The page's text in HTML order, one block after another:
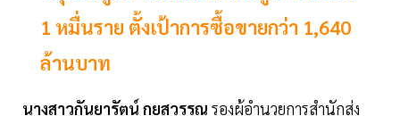
1 หมื่นราย ตั้งเป้าการซื้อขายกว่า 1,640
ล้านบาท
นางสาวกันยารัตน์ กุยสุวรรณ รองผู้อำนวยการสำนักส่ง